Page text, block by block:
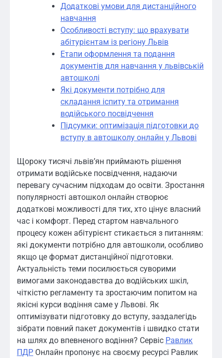
Додаткові умови для дистанційного
навчання
Особливості вступу: що врахувати
абітурієнтам із регіону Львів
Етапи оформлення та подання
документів для навчання у львівській
автошколі
Які документи потрібно для
складання іспиту та отримання
водійського посвідчення
Підсумки: оптимізація підготовки до
вступу в автошколу онлайн у Львові
Щороку тисячі львів’ян приймають рішення
отримати водійське посвідчення, надаючи
перевагу сучасним підходам до освіти. Зростання
популярності автошкол онлайн створює
додаткові можливості для тих, хто цінує власний
час і комфорт. Перед стартом навчального
процесу кожен абітурієнт стикається з питанням:
які документи потрібно для автошколи, особливо
якщо це формат дистанційної підготовки.
Актуальність теми посилюється суворими
вимогами законодавства до водійських шкіл,
чіткістю регламенту та зростаючим попитом на
якісні курси водіння саме у Львові. Як
оптимізувати підготовку до вступу, заздалегідь
зібрати повний пакет документів і швидко стати
на шлях до впевненого водіння? Сервіс Равлик
ПДР Онлайн пропонує на своєму ресурсі Равлик